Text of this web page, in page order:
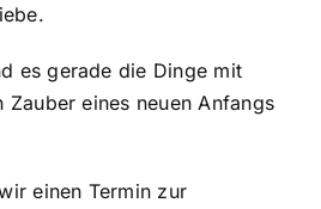
es gerade die Dinge mit
Zauber eines neuen Anfangs
einen Termin zur